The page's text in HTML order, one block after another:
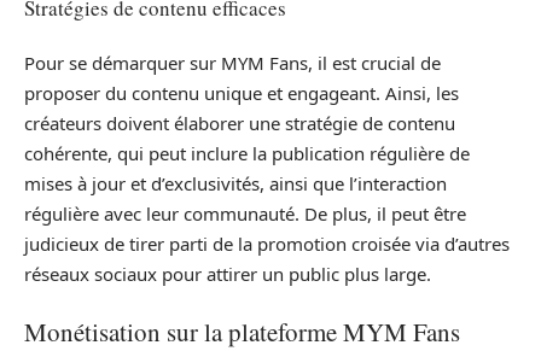
Stratégies de contenu efficaces
Pour se démarquer sur MYM Fans, il est crucial de
proposer du contenu unique et engageant. Ainsi, les
créateurs doivent élaborer une stratégie de contenu
cohérente, qui peut inclure la publication régulière de
mises à jour et d’exclusivités, ainsi que l’interaction
régulière avec leur communauté. De plus, il peut être
judicieux de tirer parti de la promotion croisée via d’autres
réseaux sociaux pour attirer un public plus large.
Monétisation sur la plateforme MYM Fans